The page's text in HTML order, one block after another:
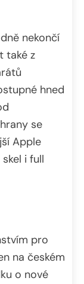
nekončí
také z
hned
se
Apple
i full
pro
na českém
o nové